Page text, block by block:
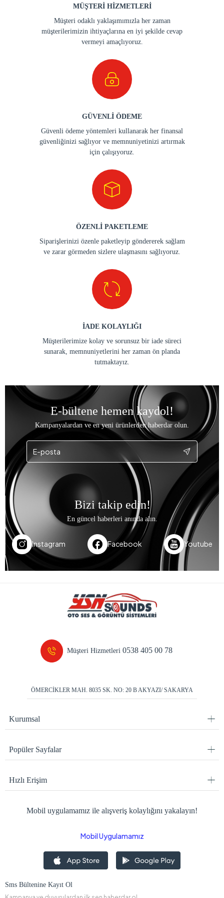
MÜŞTERİ HİZMETLERİ
Müşteri odaklı yaklaşımımızla her zaman
müşterilerimizin ihtiyaçlarına en iyi şekilde cevap
vermeyi amaçlıyoruz.
GÜVENLİ ÖDEME
Güvenli ödeme yöntemleri kullanarak her finansal
güvenliğinizi sağlıyor ve memnuniyetinizi artırmak
için çalışıyoruz.
ÖZENLİ PAKETLEME
Siparişlerinizi özenle paketleyip göndererek sağlam
ve zarar görmeden sizlere ulaşmasını sağlıyoruz.
İADE KOLAYLIĞI
Müşterilerimize kolay ve sorunsuz bir iade süreci
sunarak, memnuniyetlerini her zaman ön planda
tutmaktayız.
E-bültene hemen kaydol!
Kampanyalardan ve en yeni ürünlerden haberdar olun.
Bizi takip edin!
En güncel haberleri anında alın.
Instagram Facebook Youtube
Müşteri Hizmetleri0538 405 00 78
ÖMERCİKLER MAH. 8035 SK. NO: 20 B AKYAZI/ SAKARYA
Kurumsal
Popüler Sayfalar
Hızlı Erişim
Mobil uygulamamız ile alışveriş kolaylığını yakalayın!
Mobil Uygulamamız
Sms Bültenine Kayıt Ol